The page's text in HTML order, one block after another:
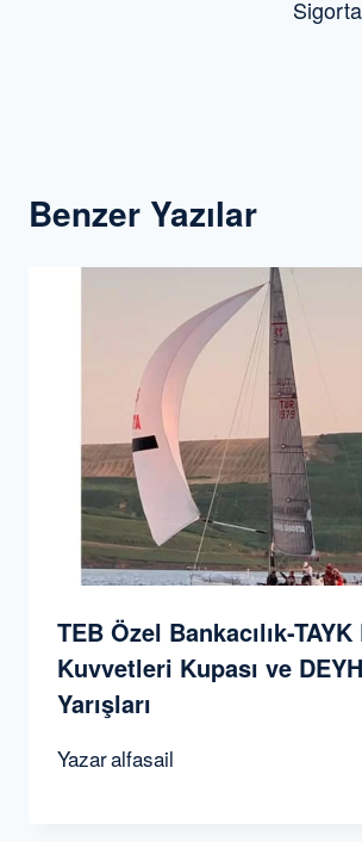
Benzer Yazılar
TEB Özel Bankacılık-
Kuvvetleri Kupası ve
Yarışları
Yazaralfasail